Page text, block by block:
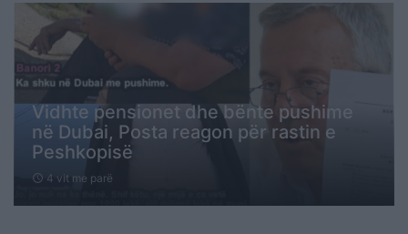
Vidhte pensionet dhe bënte pushime
në Dubai, Posta reagon për rastin e
Peshkopisë
schedule 4 vit me parë